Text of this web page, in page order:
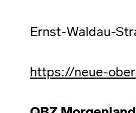
Ernst-Waldau-
https://neue-